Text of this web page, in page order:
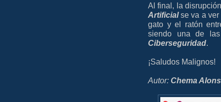
Al final, la
Artificialse va a ver
gato y el ratón
siendo una de
Ciberseguridad
¡Saludos Malignos!
Autor: Chema